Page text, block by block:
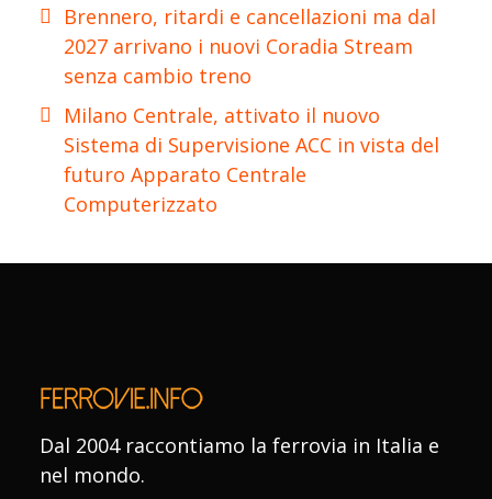
Brennero, ritardi e cancellazioni ma dal
2027 arrivano i nuovi Coradia Stream
senza cambio treno
Milano Centrale, attivato il nuovo
Sistema di Supervisione ACC in vista del
futuro Apparato Centrale
Computerizzato
Dal 2004 raccontiamo la ferrovia in Italia e
nel mondo.